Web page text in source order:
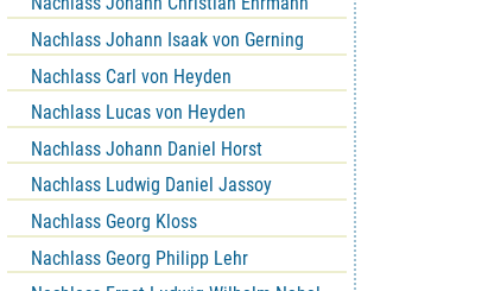
Nachlass Johann Isaak von Gerning
Nachlass Carl von Heyden
Nachlass Lucas von Heyden
Nachlass Johann Daniel Horst
Nachlass Ludwig Daniel Jassoy
Nachlass Georg Kloss
Nachlass Georg Philipp Lehr